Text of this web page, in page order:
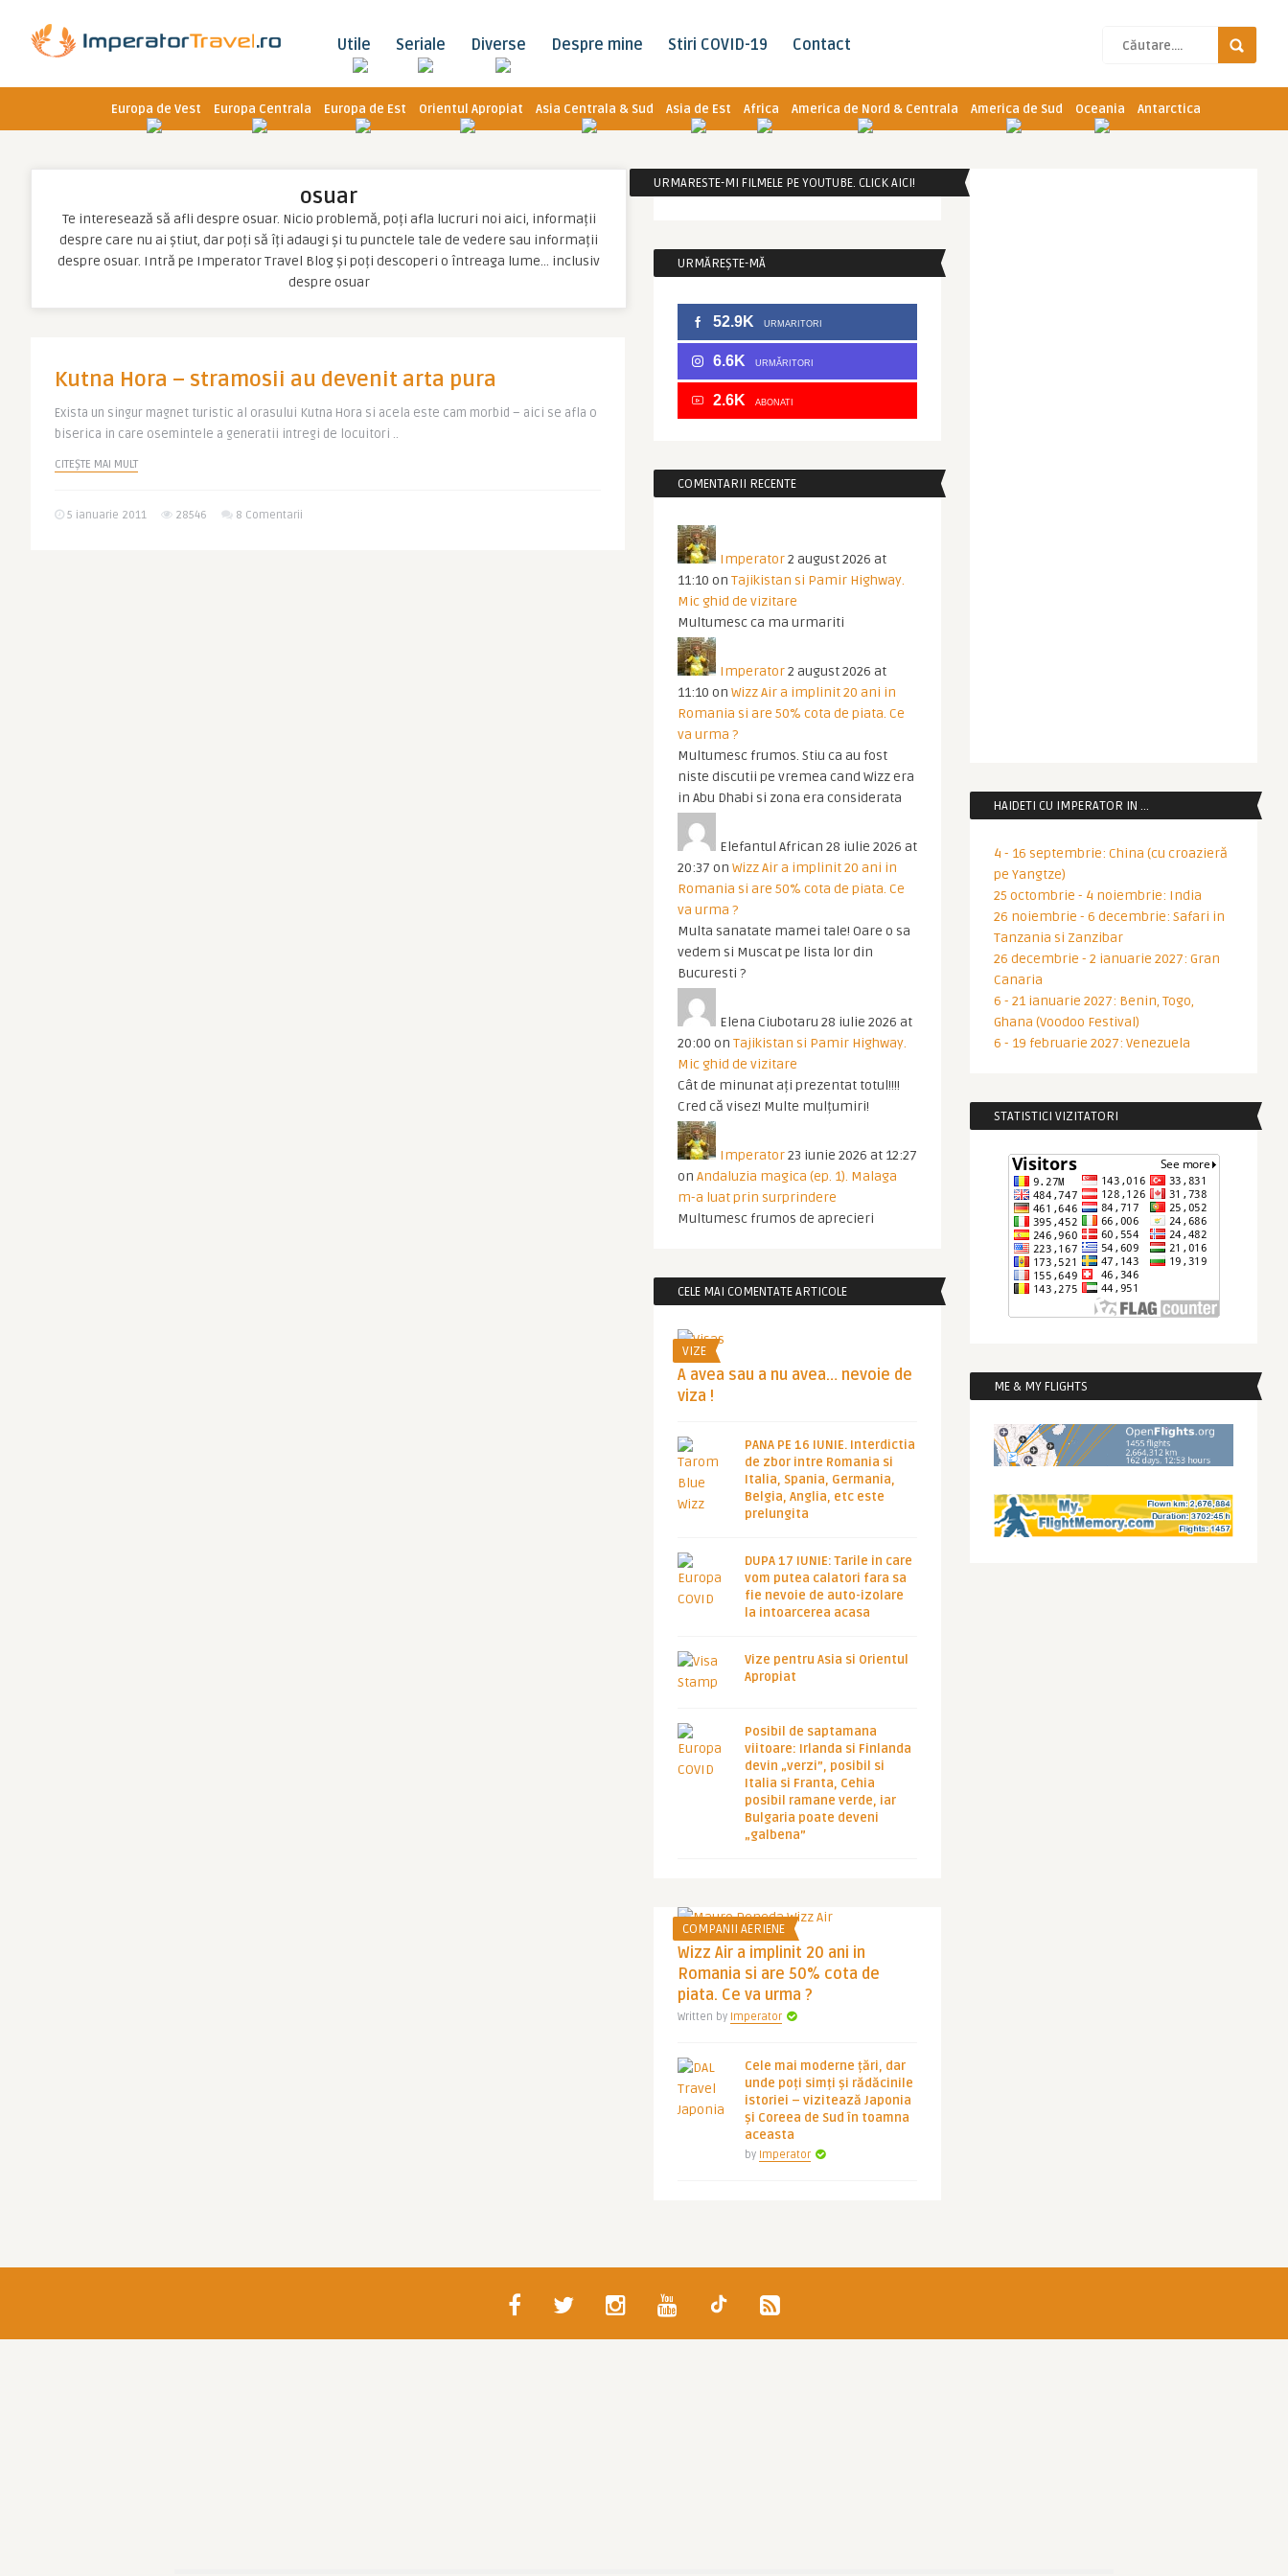
Utile Seriale Diverse Despre mine Stiri COVID-19 Contact
Europa de Vest Europa Centrala Europa de Est Orientul Apropiat Asia Centrala & Sud Asia de Est Africa America de Nord & Centrala America de Sud Oceania Antarctica
osuar
Te interesează să afli despre osuar. Nicio problemă, poți afla lucruri noi aici, informații
despre care nu ai știut, dar poți să îți adaugi și tu punctele tale de vedere sau informații
despre osuar. Intră pe Imperator Travel Blog și poți descoperi o întreaga lume… inclusiv
despre osuar
Kutna Hora – stramosii au devenit arta pura
Exista un singur magnet turistic al orasului Kutna Hora si acela este cam morbid – aici se afla o
biserica in care osemintele a generatii intregi de locuitori ..
CITEȘTE MAI MULT
5 ianuarie 2011 28546 8 Comentarii
URMARESTE-MI FILMELE PE YOUTUBE. CLICK AICI!
URMĂREȘTE-MĂ
52.9K URMARITORI
6.6K URMĂRITORI
2.6K ABONATI
COMENTARII RECENTE
Imperator2 august 2026 at
11:10 on Tajikistan si Pamir Highway.
Mic ghid de vizitare
Multumesc ca ma urmariti
Imperator2 august 2026 at
11:10 on Wizz Air a implinit 20 ani in
Romania si are 50% cota de piata. Ce
va urma ?
Multumesc frumos. Stiu ca au fost
niste discutii pe vremea cand Wizz era
in Abu Dhabi si zona era considerata
Elefantul African 28 iulie 2026 at
20:37 on Wizz Air a implinit 20 ani in
Romania si are 50% cota de piata. Ce
va urma ?
Multa sanatate mamei tale! Oare o sa
vedem si Muscat pe lista lor din
Bucuresti ?
Elena Ciubotaru 28 iulie 2026 at
20:00 on Tajikistan si Pamir Highway.
Mic ghid de vizitare
Cât de minunat ați prezentat totul!!!!
Cred că visez! Multe mulțumiri!
Imperator23 iunie 2026 at 12:27
on Andaluzia magica (ep. 1). Malaga
m-a luat prin surprindere
Multumesc frumos de aprecieri
CELE MAI COMENTATE ARTICOLE
VIZE
A avea sau a nu avea… nevoie de
viza !
PANA PE 16 IUNIE. Interdictia
de zbor intre Romania si
Italia, Spania, Germania,
Belgia, Anglia, etc este
prelungita
DUPA 17 IUNIE: Tarile in care
vom putea calatori fara sa
fie nevoie de auto-izolare
la intoarcerea acasa
Vize pentru Asia si Orientul
Apropiat
Posibil de saptamana
viitoare: Irlanda si Finlanda
devin „verzi”, posibil si
Italia si Franta, Cehia
posibil ramane verde, iar
Bulgaria poate deveni
„galbena”
COMPANII AERIENE
Wizz Air a implinit 20 ani in
Romania si are 50% cota de
piata. Ce va urma ?
Written by Imperator
Cele mai moderne țări, dar
unde poți simți și rădăcinile
istoriei – vizitează Japonia
și Coreea de Sud în toamna
aceasta
by Imperator
HAIDETI CU IMPERATOR IN …
4 - 16 septembrie: China (cu croazieră
pe Yangtze)
25 octombrie - 4 noiembrie: India
26 noiembrie - 6 decembrie: Safari in
Tanzania si Zanzibar
26 decembrie - 2 ianuarie 2027: Gran
Canaria
6 - 21 ianuarie 2027: Benin, Togo,
Ghana (Voodoo Festival)
6 - 19 februarie 2027: Venezuela
STATISTICI VIZITATORI
ME & MY FLIGHTS